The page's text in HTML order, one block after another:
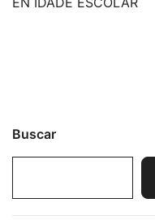
entradas
Buscar